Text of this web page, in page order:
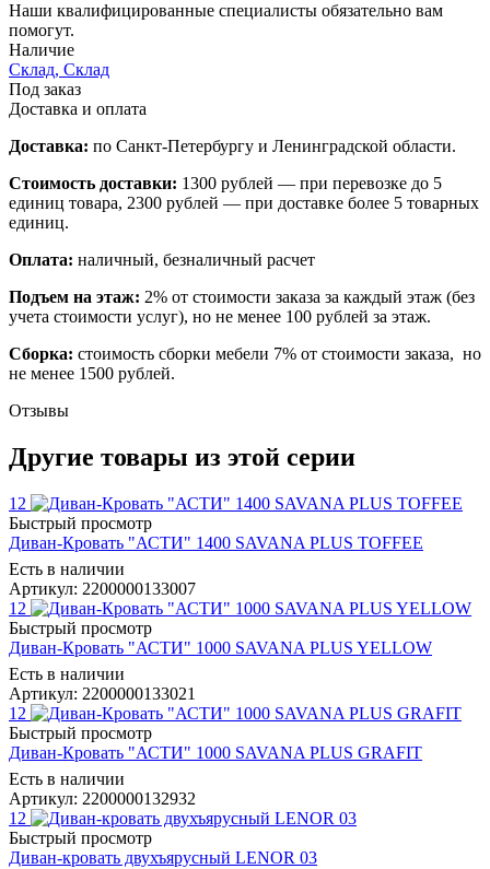
Наши квалифицированные специалисты обязательно вам
помогут.
Наличие
Склад, Склад
Под заказ
Доставка и оплата
Доставка: по Санкт-Петербургу и Ленинградской области.
Стоимость доставки: 1300 рублей — при перевозке до 5
единиц товара, 2300 рублей — при доставке более 5 товарных
единиц.
Оплата: наличный, безналичный расчет
Подъем на этаж: 2% от стоимости заказа за каждый этаж (без
учета стоимости услуг), но не менее 100 рублей за этаж.
Сборка: стоимость сборки мебели 7% от стоимости заказа, но
не менее 1500 рублей.
Отзывы
Другие товары из этой серии
12
Быстрый просмотр
Диван-Кровать "АСТИ" 1400 SAVANA PLUS TOFFEE
Есть в наличии
Артикул: 2200000133007
12
Быстрый просмотр
Диван-Кровать "АСТИ" 1000 SAVANA PLUS YELLOW
Есть в наличии
Артикул: 2200000133021
12
Быстрый просмотр
Диван-Кровать "АСТИ" 1000 SAVANA PLUS GRAFIT
Есть в наличии
Артикул: 2200000132932
12
Быстрый просмотр
Диван-кровать двухъярусный LENOR 03